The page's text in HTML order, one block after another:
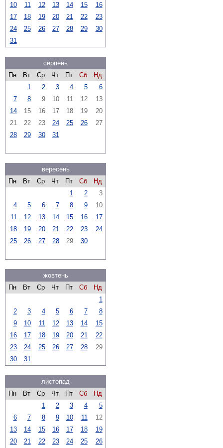
10
11 12 13 14 15
16
17
18 19 20 21 22
23
24
25 26 27 28 29
30
31
серпень
Пн
Вт Ср Чт Пт Сб
Нд
1
2 3 4 5
6
7
8 9 10 11 12
13
14
15 16 17 18 19
20
21
22 23 24 25 26
27
28
29 30 31
вересень
Пн
Вт Ср Чт Пт Сб
Нд
1
2
3
4
5 6 7 8 9
10
11
12 13 14 15 16
17
18
19 20 21 22 23
24
25
26 27 28 29 30
жовтень
Пн
Вт Ср Чт Пт Сб
Нд
1
2
3 4 5 6 7
8
9
10 11 12 13 14
15
16
17 18 19 20 21
22
23
24 25 26 27 28
29
30
31
листопад
Пн
Вт Ср Чт Пт Сб
Нд
1
2 3 4
5
6
7 8 9 10 11
12
13
14 15 16 17 18
19
20
21 22 23 24 25
26